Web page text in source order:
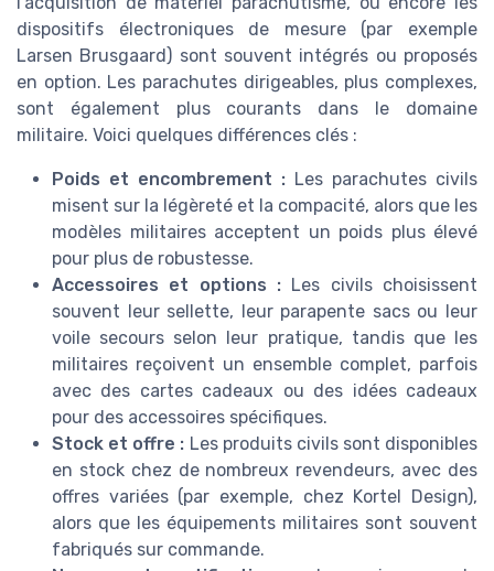
dispositifs électroniques de mesure (par exemple
Larsen Brusgaard) sont souvent intégrés ou proposés
en option. Les parachutes dirigeables, plus complexes,
sont également plus courants dans le domaine
militaire. Voici quelques différences clés :
Poids et encombrement : Les parachutes civils
misent sur la légèreté et la compacité, alors que les
modèles militaires acceptent un poids plus élevé
pour plus de robustesse.
Accessoires et options : Les civils choisissent
souvent leur sellette, leur parapente sacs ou leur
voile secours selon leur pratique, tandis que les
militaires reçoivent un ensemble complet, parfois
avec des cartes cadeaux ou des idées cadeaux
pour des accessoires spécifiques.
Stock et offre : Les produits civils sont disponibles
en stock chez de nombreux revendeurs, avec des
offres variées (par exemple, chez Kortel Design),
alors que les équipements militaires sont souvent
fabriqués sur commande.